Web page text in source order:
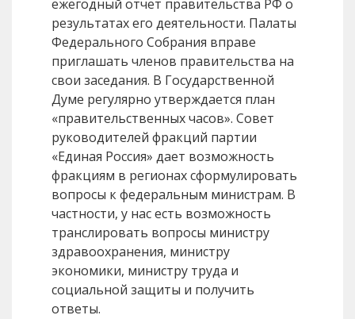
ежегодный отчет правительства РФ о
результатах его деятельности. Палаты
Федерального Собрания вправе
приглашать членов правительства на
свои заседания. В Государственной
Думе регулярно утверждается план
«правительственных часов». Совет
руководителей фракций партии
«Единая Россия» дает возможность
фракциям в регионах сформулировать
вопросы к федеральным министрам. В
частности, у нас есть возможность
транслировать вопросы министру
здравоохранения, министру
экономики, министру труда и
социальной защиты и получить
ответы.